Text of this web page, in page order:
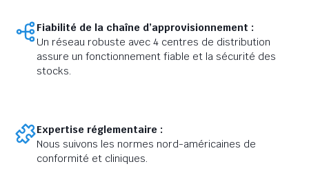
Fiabilité de la chaîne d’approvisionnement :
Un réseau robuste avec 4 centres de distribution
assure un fonctionnement fiable et la sécurité des
stocks.
Expertise réglementaire :
Nous suivons les normes nord-américaines de
conformité et cliniques.